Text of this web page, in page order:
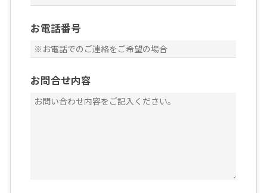
お電話番号
お問合せ内容